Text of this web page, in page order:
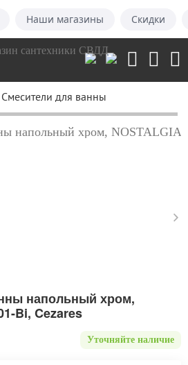
Наши магазины Скидки
Смесители для ванны
напольный хром,
Bi, Cezares
Уточняйте наличие